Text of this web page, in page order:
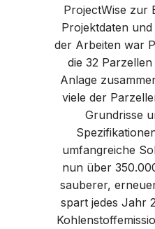
ProjectWise zur
Projektdaten
der Arbeiten war
die 32
Anlage
viele der
Grundrisse
umfangreiche
nun über
sauberer,
spart jedes Jahr